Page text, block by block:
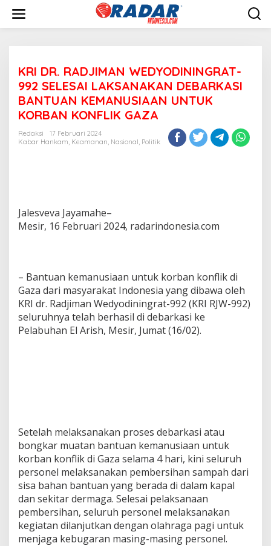
w
KRI DR. RADJIMAN WEDYODININGRAT-
992 SELESAI LAKSANAKAN DEBARKASI
BANTUAN KEMANUSIAAN UNTUK
KORBAN KONFLIK GAZA
Redaksi
17 Februari 2024
Kabar Hankam, Keamanan, Nasional, Politik
Jalesveva Jayamahe–
Mesir, 16 Februari 2024, radarindonesia.com
– Bantuan kemanusiaan untuk korban konflik di
Gaza dari masyarakat Indonesia yang dibawa oleh
KRI dr. Radjiman Wedyodiningrat-992 (KRI RJW-992)
seluruhnya telah berhasil di debarkasi ke
Pelabuhan El Arish, Mesir, Jumat (16/02).
Setelah melaksanakan proses debarkasi atau
bongkar muatan bantuan kemanusiaan untuk
korban konflik di Gaza selama 4 hari, kini seluruh
personel melaksanakan pembersihan sampah dari
sisa bahan bantuan yang berada di dalam kapal
dan sekitar dermaga. Selesai pelaksanaan
pembersihan, seluruh personel melaksanakan
kegiatan dilanjutkan dengan olahraga pagi untuk
menjaga kebugaran masing-masing personel.